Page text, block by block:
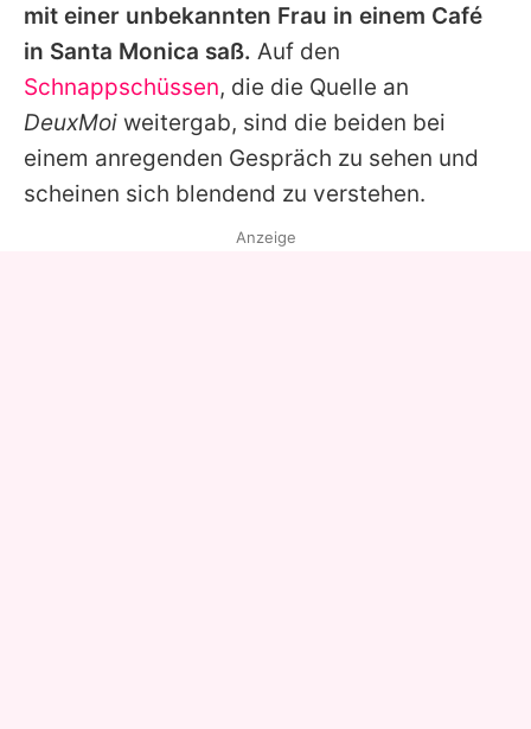
mit einer unbekannten Frau in einem Café
in Santa Monica saß. Auf den
Schnappschüssen, die die Quelle an
DeuxMoi weitergab, sind die beiden bei
einem anregenden Gespräch zu sehen und
scheinen sich blendend zu verstehen.
Anzeige